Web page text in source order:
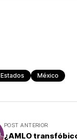
Estados México
POST ANTERIOR
¿AMLO